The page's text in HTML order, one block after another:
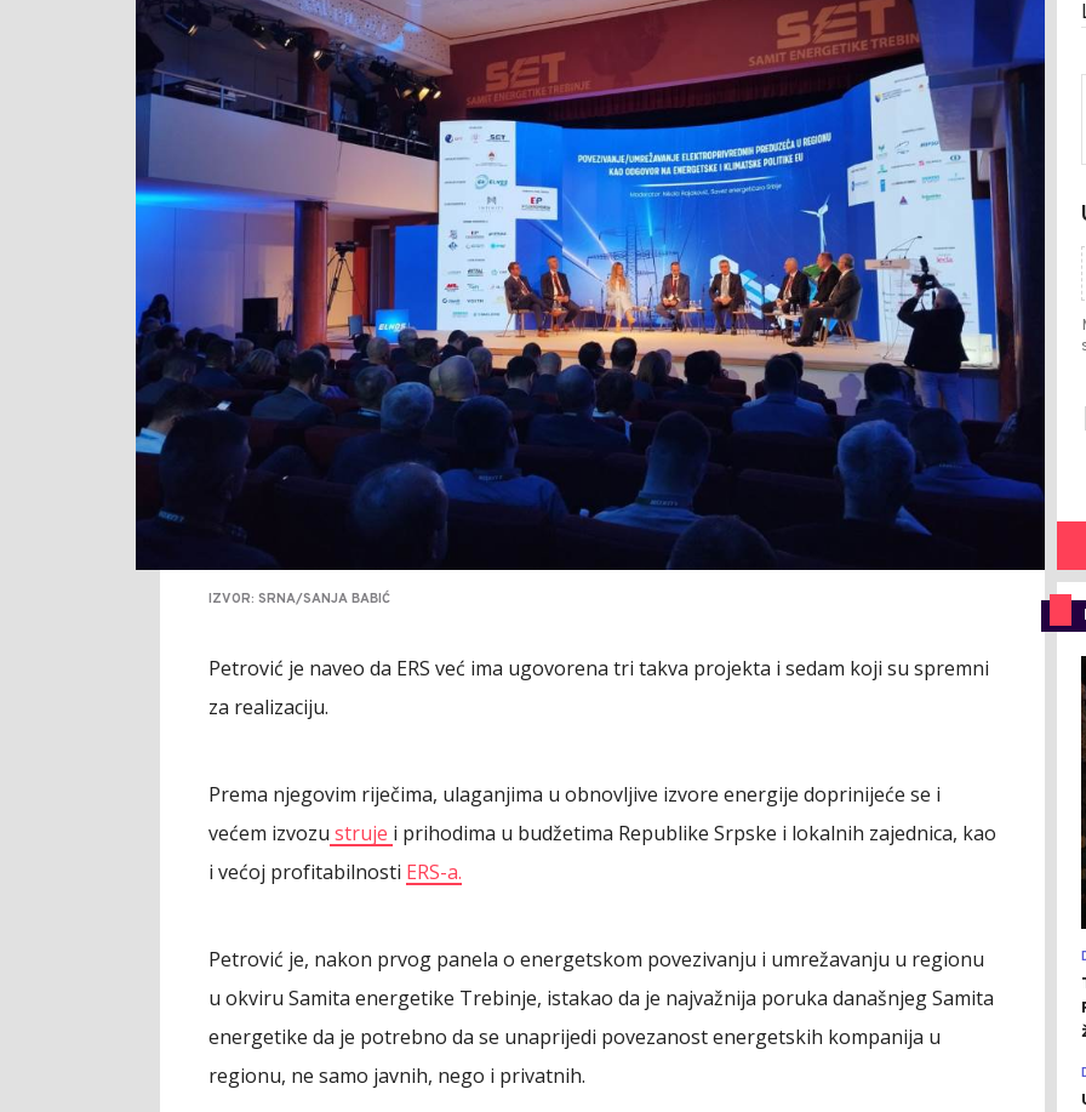
IZVOR: SRNA/SANJA BABIĆ
Petrović je naveo da ERS već ima ugovorena tri takva projekta i sedam koji su spremni
za realizaciju.
Prema njegovim riječima, ulaganjima u obnovljive izvore energije doprinijeće se i
većem izvozu struje i prihodima u budžetima Republike Srpske i lokalnih zajednica, kao
i većoj profitabilnosti ERS-a.
Petrović je, nakon prvog panela o energetskom povezivanju i umrežavanju u regionu
u okviru Samita energetike Trebinje, istakao da je najvažnija poruka današnjeg Samita
energetike da je potrebno da se unaprijedi povezanost energetskih kompanija u
regionu, ne samo javnih, nego i privatnih.